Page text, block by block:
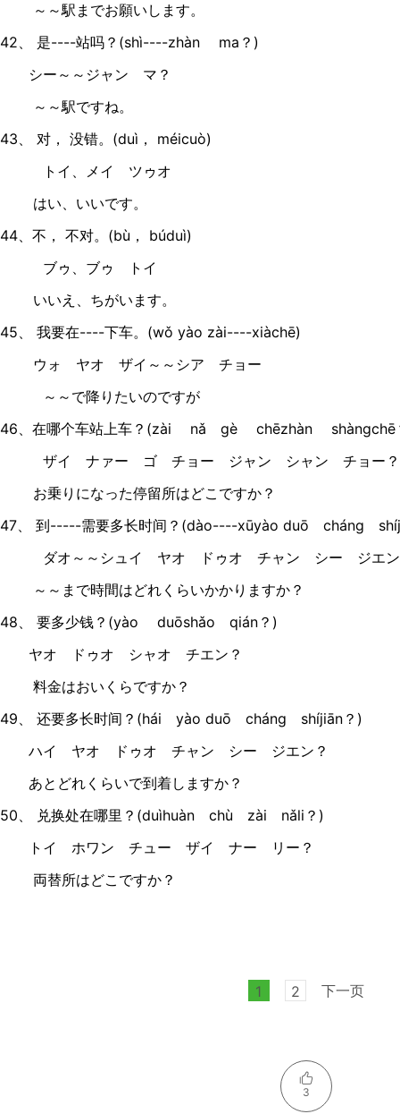
～～駅までお願いします。
42、 是----站吗？(shì----zhàn ma？)
シー～～ジャン マ？
～～駅ですね。
43、 对， 没错。(duì， méicuò)
トイ、メイ ツゥオ
はい、いいです。
44、不， 不对。(bù， búduì)
ブゥ、ブゥ トイ
いいえ、ちがいます。
45、 我要在----下车。(wǒ yào zài----xiàchē)
ウォ ヤオ ザイ～～シア チョー
～～で降りたいのですが
46、在哪个车站上车？(zài nǎ gè chēzhàn shàngchē
ザイ ナァー ゴ チョー ジャン シャン チョー？
お乗りになった停留所はどこですか？
47、 到-----需要多长时间？(dào----xūyào duō cháng
ダオ～～シュイ ヤオ ドゥオ チャン シー ジエン
～～まで時間はどれくらいかかりますか？
48、 要多少钱？(yào duōshǎo qián？)
ヤオ ドゥオ シャオ チエン？
料金はおいくらですか？
49、 还要多长时间？(hái yào duō cháng shíjiān？)
ハイ ヤオ ドゥオ チャン シー ジエン？
あとどれくらいで到着しますか？
50、 兑换处在哪里？(duìhuàn chù zài nǎli？)
トイ ホワン チュー ザイ ナー リー？
両替所はどこですか？
1 2 下一页
3